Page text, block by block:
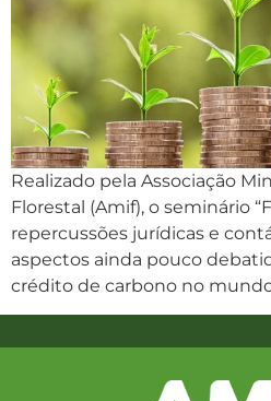
Realizado pela Associação
Florestal (Amif), o seminário
repercussões jurídicas e
aspectos ainda pouco
crédito de carbono no